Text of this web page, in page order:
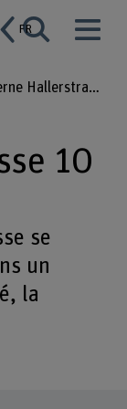
FR
Berne Hallerstrasse 10
10
se
un
la